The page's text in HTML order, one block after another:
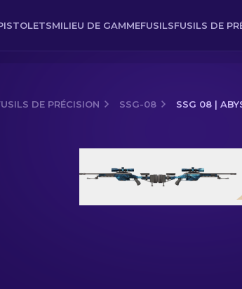
MILIEU DE GAMMEFUSILSFUSILS DE
DE PRÉCISION SSG-08 SSG 08 |